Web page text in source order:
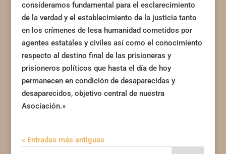
consideramos fundamental para el esclarecimiento
de la verdad y el establecimiento de la justicia tanto
en los crímenes de lesa humanidad cometidos por
agentes estatales y civiles así como el conocimiento
respecto al destino final de las prisioneras y
prisioneros políticos que hasta el día de hoy
permanecen en condición de desaparecidas y
desaparecidos, objetivo central de nuestra
Asociación.»
« Entradas más antiguas